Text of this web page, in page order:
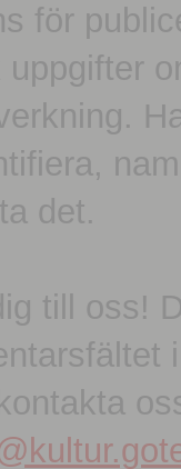
för
det.
till oss!